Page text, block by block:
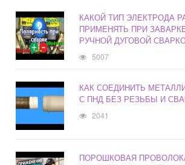
КАКОЙ ТИП ЭЛЕКТРОДА
ПРИМЕНЯТЬ ПРИ
РУЧНОЙ ДУГОВОЙ
5007
КАК СОЕДИНИТЬ
С ПНД БЕЗ РЕЗЬБЫ И
2041
ПОРОШКОВАЯ